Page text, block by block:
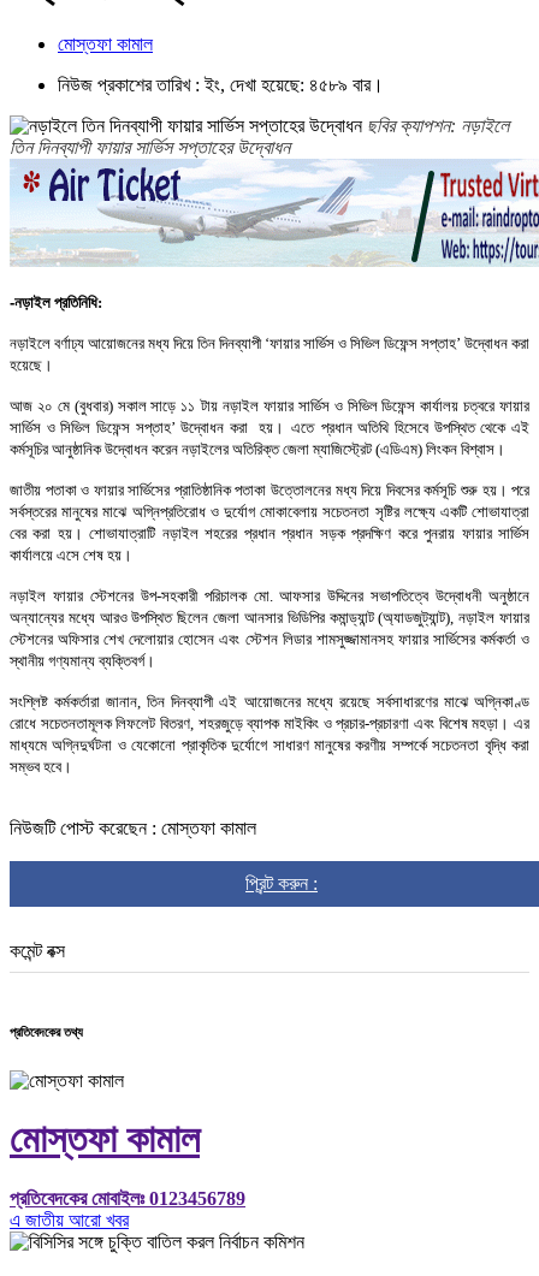
মোস্তফা কামাল
নিউজ প্রকাশের তারিখ : ইং, দেখা হয়েছে: ৪৫৮৯ বার।
ছবির ক্যাপশন: নড়াইলে
তিন দিনব্যাপী ফায়ার সার্ভিস সপ্তাহের উদ্বোধন
-নড়াইল প্রতিনিধি:
নড়াইলে বর্ণাঢ্য আয়োজনের মধ্য দিয়ে তিন দিনব্যাপী‘ফায়ার সার্ভিস ও সিভিল ডিফেন্স সপ্তাহ’ উদ্বোধন করা
হয়েছে।
আজ ২০ মে(বুধবার) সকাল সাড়ে ১১ টায় নড়াইল ফায়ার সার্ভিস ও সিভিল ডিফেন্স কার্যালয় চত্বরে ফায়ার
সার্ভিস ও সিভিল ডিফেন্স সপ্তাহ’উদ্বোধন করা হয়। এতে প্রধান অতিথি হিসেবে উপস্থিত থেকে এই
কর্মসূচির আনুষ্ঠানিক উদ্বোধন করেন নড়াইলের অতিরিক্ত জেলা ম্যাজিস্ট্রেট (এডিএম) লিংকন বিশ্বাস।
জাতীয় পতাকা ও ফায়ার সার্ভিসের প্রাতিষ্ঠানিক পতাকা উত্তোলনের মধ্য দিয়ে দিবসের কর্মসূচি শুরু হয়। পরে
সর্বস্তরের মানুষের মাঝে অগ্নিপ্রতিরোধ ও দুর্যোগ মোকাবেলায় সচেতনতা সৃষ্টির লক্ষ্যে একটি শোভাযাত্রা
বের করা হয়। শোভাযাত্রাটি নড়াইল শহরের প্রধান প্রধান সড়ক প্রদক্ষিণ করে পুনরায় ফায়ার সার্ভিস
কার্যালয়ে এসে শেষ হয়।
নড়াইল ফায়ার স্টেশনের উপ-সহকারী পরিচালক মো.আফসার উদ্দিনের সভাপতিত্বে উদ্বোধনী অনুষ্ঠানে
অন্যান্যের মধ্যে আরও উপস্থিত ছিলেন জেলা আনসার ভিডিপির কমান্ড্যান্ট(অ্যাডজুট্যান্ট),নড়াইল ফায়ার
স্টেশনের অফিসার শেখ দেলোয়ার হোসেন এবং স্টেশন লিডার শামসুজ্জামানসহ ফায়ার সার্ভিসের কর্মকর্তা ও
স্থানীয় গণ্যমান্য ব্যক্তিবর্গ।
সংশ্লিষ্ট কর্মকর্তারা জানান ,তিন দিনব্যাপী এই আয়োজনের মধ্যে রয়েছে সর্বসাধারণের মাঝে অগ্নিকাণ্ড
রোধে সচেতনতামূলক লিফলেট বিতরণ শহরজুড়ে ব্যাপক মাইকিং ও প্রচার-প্রচারণা এবং বিশেষ মহড়া। এর
মাধ্যমে অগ্নিদুর্ঘটনা ও যেকোনো প্রাকৃতিক দুর্যোগে সাধারণ মানুষের করণীয় সম্পর্কে সচেতনতা বৃদ্ধি করা
সম্ভব হবে।
নিউজটি পোস্ট করেছেন : মোস্তফা কামাল
প্রিন্ট করুন :
কমেন্ট বক্স
প্রতিবেদকের তথ্য
মোস্তফা কামাল
প্রতিবেদকের মোবাইলঃ 0123456789
এ জাতীয় আরো খবর